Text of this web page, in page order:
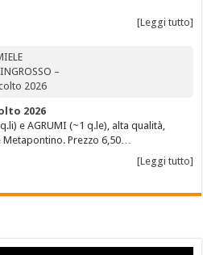
[Leggi tutto]
2026
e AGRUMI (~1 q.le), alta qualità,
Prezzo 6,50…
[Leggi tutto]